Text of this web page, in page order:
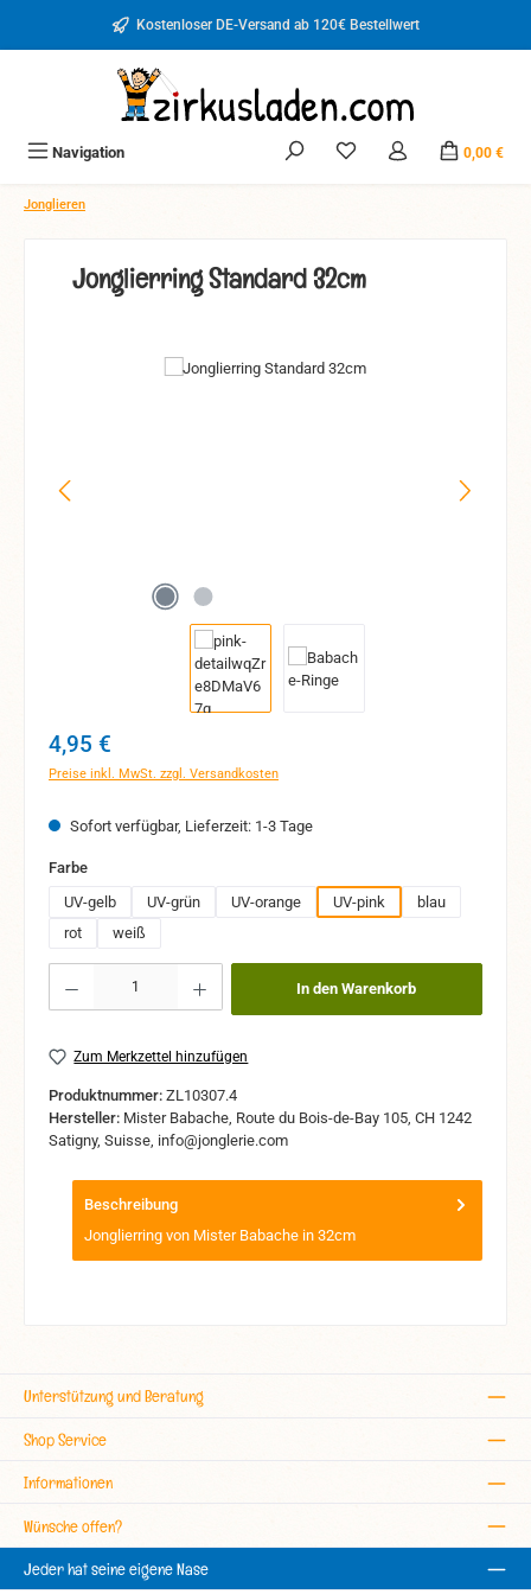
Zum Hauptinhalt springenKostenloser DE-Versand ab 120€ Bestellwert
Navigation Du hast 0 Produkte auf
0,00 €
Jonglieren
Jonglierring Standard 32cm
Bildergalerie überspringen
Regulärer Preis:
4,95 €
Preise inkl. MwSt. zzgl. Versandkosten
Sofort verfügbar, Lieferzeit: 1-3 Tage
Farbeauswählen
UV-gelb
UV-grün UV-orange UV-pink
blau
rot
weiß
In den Warenkorb
Zum Merkzettel hinzufügen
Produktnummer: ZL10307.4
Hersteller: Mister Babache, Route du Bois-de-Bay 105, CH 1242
Satigny, Suisse, info@jonglerie.com
Beschreibung
Jonglierring von Mister Babache in 32cm
Unterstützung und Beratung
Shop Service
Informationen
Wünsche offen?
Jeder hat seine eigene Nase